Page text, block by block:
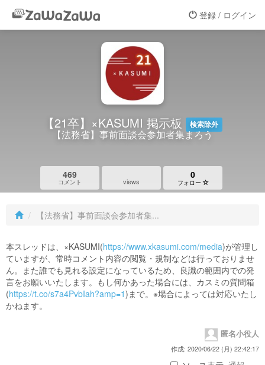
登録 / ログイン
【21卒】×KASUMI 掲示板 検索除外
【法務省】事前面談会参加者集まろう
469
コメント views
0
フォロー
【法務省】事前面談会参加者集...
本スレッドは、×KASUMI(https://www.xkasumi.com/media)が管理し
ていますが、常時コメント内容の閲覧・規制などは行っておりませ
ん。また誰でも見れる設定になっているため、良識の範囲内での発
言をお願いいたします。もし何かあった場合には、カスミの質問箱
(https://t.co/s7a4PvbIah?amp=1)まで。※場合によっては対応いたし
かねます。
匿名小役人
作成: 2020/06/22 (月) 22:42:17